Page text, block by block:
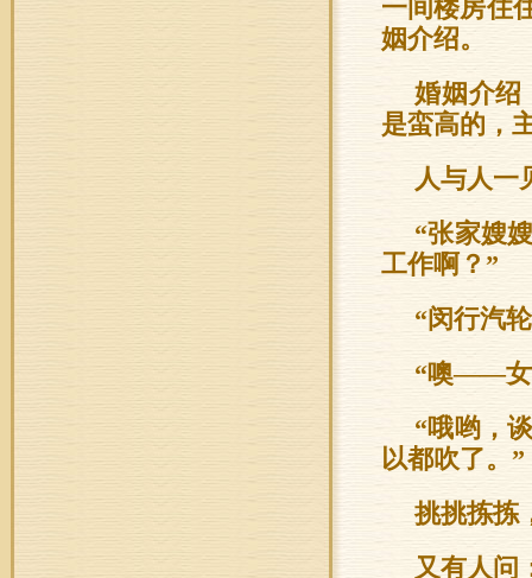
一间楼房住
姻介绍。
婚姻介绍
是蛮高的，
人与人一
“张家嫂
工作啊？”
“闵行汽
“噢——女
“哦哟，
以都吹了。”
挑挑拣拣
又有人问